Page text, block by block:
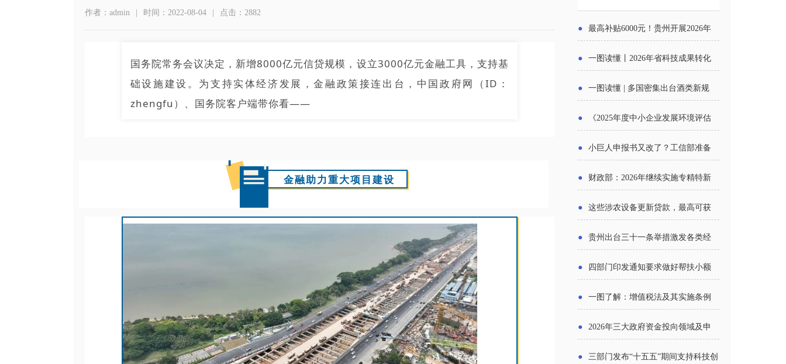
作者：admin | 时间：2022-08-04 | 点击：2882
国务院常务会议决定，新增8000亿元信贷规模，设立3000亿元金融工具，支持基
础设施建设。为支持实体经济发展，金融政策接连出台，中国政府网（ID：
zhengfu）、国务院客户端带你看——
金融助力重大项目建设
● 最高补贴6000元！贵州开展2026年
● 一图读懂丨2026年省科技成果转化
● 一图读懂 | 多国密集出台酒类新规
● 《2025年度中小企业发展环境评估
● 小巨人申报书又改了？工信部准备
● 财政部：2026年继续实施专精特新
● 这些涉农设备更新贷款，最高可获
● 贵州出台三十一条举措激发各类经
● 四部门印发通知要求做好帮扶小额
● 一图了解：增值税法及其实施条例
● 2026年三大政府资金投向领域及申
● 三部门发布“十五五”期间支持科技创